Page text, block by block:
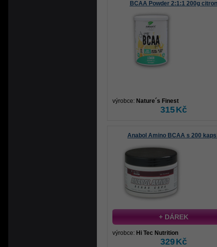
BCAA Powder 2:1:1 200g citron
výrobce: Nature´s Finest
315Kč
Anabol Amino BCAA s 200
+ DÁREK
výrobce: Hi Tec Nutrition
329Kč